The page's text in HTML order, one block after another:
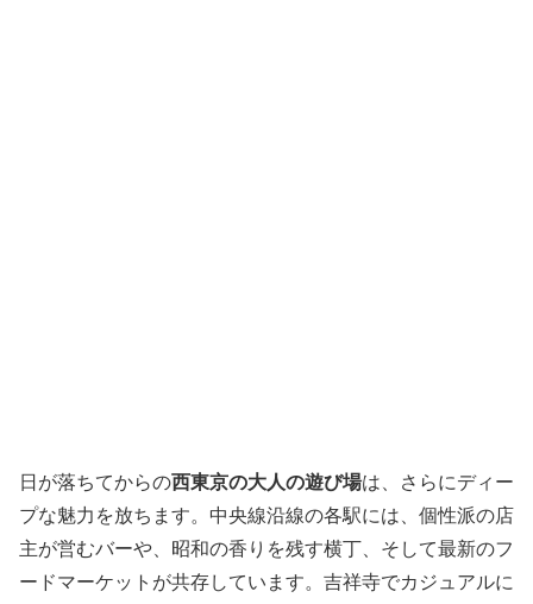
日が落ちてからの西東京の大人の遊び場は、さらにディー
プな魅力を放ちます。中央線沿線の各駅には、個性派の店
主が営むバーや、昭和の香りを残す横丁、そして最新のフ
ードマーケットが共存しています。吉祥寺でカジュアルに